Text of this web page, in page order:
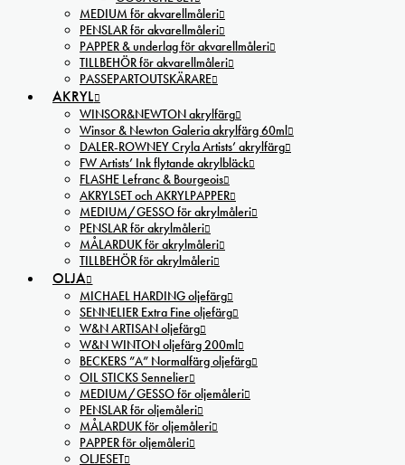
MEDIUM för akvarellmåleri
PENSLAR för akvarellmåleri
PAPPER & underlag för akvarellmåleri
TILLBEHÖR för akvarellmåleri
PASSEPARTOUTSKÄRARE
AKRYL
WINSOR&NEWTON akrylfärg
Winsor & Newton Galeria akrylfärg 60ml
DALER-ROWNEY Cryla Artists’ akrylfärg
FW Artists’ Ink flytande akrylbläck
FLASHE Lefranc & Bourgeois
AKRYLSET och AKRYLPAPPER
MEDIUM/GESSO för akrylmåleri
PENSLAR för akrylmåleri
MÅLARDUK för akrylmåleri
TILLBEHÖR för akrylmåleri
OLJA
MICHAEL HARDING oljefärg
SENNELIER Extra Fine oljefärg
W&N ARTISAN oljefärg
W&N WINTON oljefärg 200ml
BECKERS ”A” Normalfärg oljefärg
OIL STICKS Sennelier
MEDIUM/GESSO för oljemåleri
PENSLAR för oljemåleri
MÅLARDUK för oljemåleri
PAPPER för oljemåleri
OLJESET